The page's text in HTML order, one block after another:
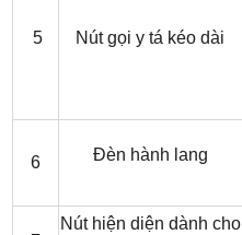
5 Nút gọi y tá kéo dài
6 Đèn hành lang
Nút hiện diện dành cho